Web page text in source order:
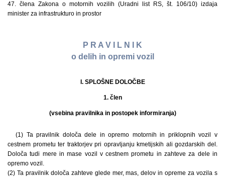
47. člena Zakona o motornih vozilih (Uradni list RS, št. 106/10) izdaja
minister za infrastrukturo in prostor
P R A V I L N I K
o delih in opremi vozil
I. SPLOŠNE DOLOČBE
1. člen
(vsebina pravilnika in postopek informiranja)
(1) Ta pravilnik določa dele in opremo motornih in priklopnih vozil v
cestnem prometu ter traktorjev pri opravljanju kmetijskih ali gozdarskih del.
Določa tudi mere in mase vozil v cestnem prometu in zahteve za dele in
opremo vozil.
(2) Ta pravilnik določa zahteve glede mer, mas, delov in opreme za vozila s